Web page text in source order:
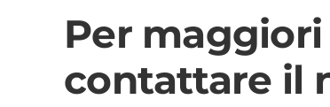
Per
contattare il